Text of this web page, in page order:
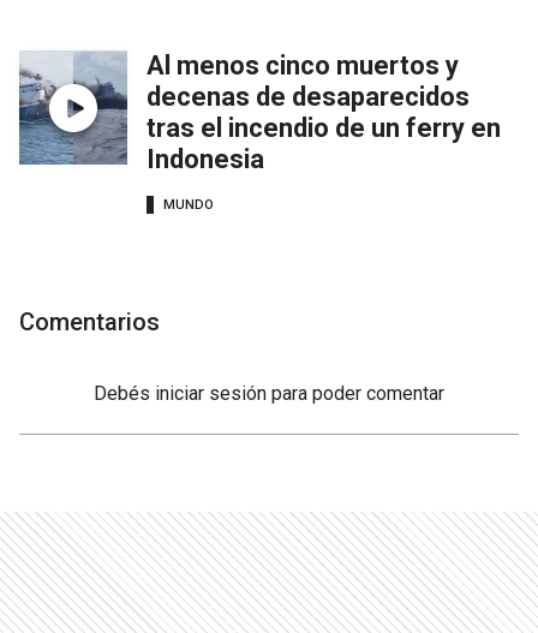
Al menos cinco muertos y
decenas de desaparecidos
tras el incendio de un ferry en
Indonesia
MUNDO
Comentarios
Debés iniciar sesión para poder comentar